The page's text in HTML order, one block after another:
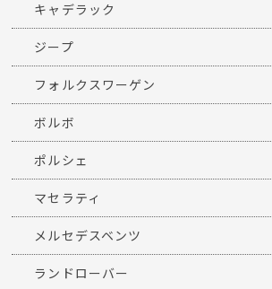
キャデラック
ジープ
フォルクスワーゲン
ボルボ
ポルシェ
マセラティ
メルセデスベンツ
ランドローバー